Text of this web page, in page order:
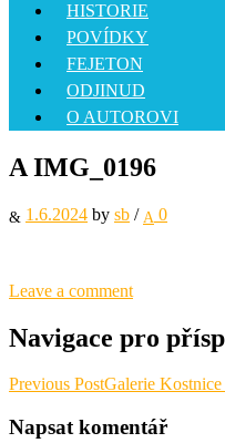
HISTORIE
POVÍDKY
FEJETON
ODJINUD
O AUTOROVI
A IMG_0196
1.6.2024 by sb / 0
Leave a comment
Navigace pro
Previous PostGalerie
Napsat komentář